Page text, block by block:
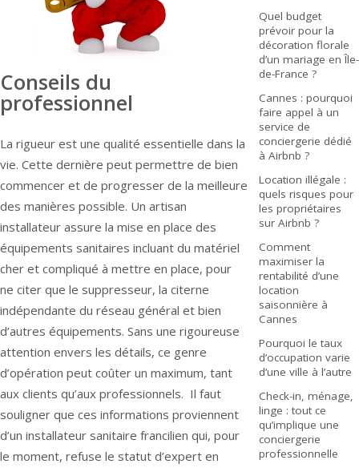
Conseils du
professionnel
La rigueur est une qualité essentielle dans la
vie. Cette dernière peut permettre de bien
commencer et de progresser de la meilleure
des manières possible. Un artisan
installateur assure la mise en place des
équipements sanitaires incluant du matériel
cher et compliqué à mettre en place, pour
ne citer que le suppresseur, la citerne
indépendante du réseau général et bien
d’autres équipements. Sans une rigoureuse
attention envers les détails, ce genre
d’opération peut coûter un maximum, tant
aux clients qu’aux professionnels. Il faut
souligner que ces informations proviennent
d’un installateur sanitaire francilien qui, pour
le moment, refuse le statut d’expert en
Quel budget
prévoir pour la
décoration florale
d’un mariage en Île-
de-France ?
Cannes : pourquoi
faire appel à un
service de
conciergerie dédié
à Airbnb ?
Location illégale :
quels risques pour
les propriétaires
sur Airbnb ?
Comment
maximiser la
rentabilité d’une
location
saisonnière à
Cannes
Pourquoi le taux
d’occupation varie
d’une ville à l’autre
Check-in, ménage,
linge : tout ce
qu’implique une
conciergerie
professionnelle